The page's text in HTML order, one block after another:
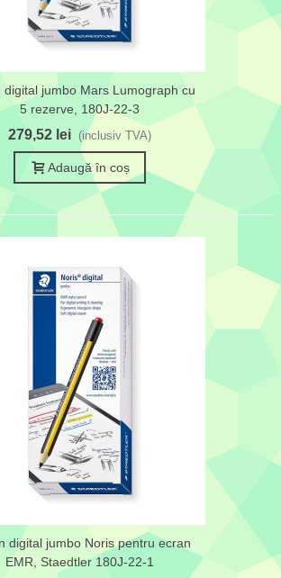
digital jumbo Mars Lumograph cu
5 rezerve, 180J-22-3
279,52 lei (inclusiv TVA)
Adaugă în coș
digital jumbo Noris pentru ecran
EMR, Staedtler 180J-22-1